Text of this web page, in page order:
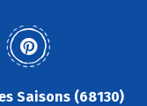
Saisons (68130)